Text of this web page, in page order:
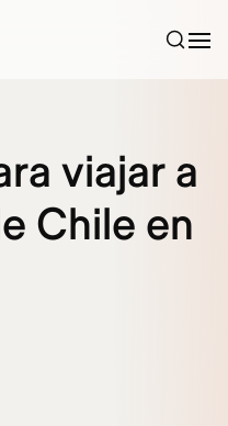
viajar a
Chile en